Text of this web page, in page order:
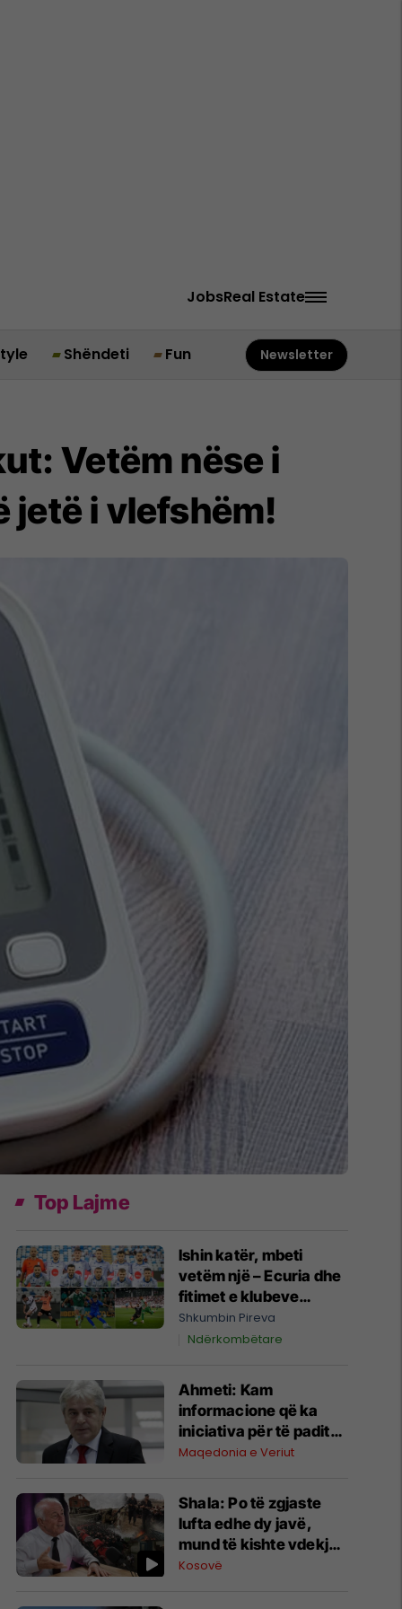
JobsReal Estate
Shëndeti Fun Newsletter
Vetëm nëse i
jetë i vlefshëm!
Top Lajme
Ishin katër, mbeti
vetëm një – Ecuria dhe
fitimet e klubeve
kosovare në Evropë
Shkumbin Pireva
Ndërkombëtare
Ahmeti: Kam
informacione që ka
iniciativa për të paditur
Ushtrinë Çlirimtare
Maqedonia e Veriut
Shala: Po të zgjaste
lufta edhe dy javë,
mund të kishte vdekje
masive – rezervat ishin
Kosovë